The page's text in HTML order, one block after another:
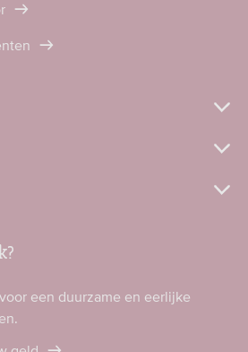
een duurzame en eerlijke